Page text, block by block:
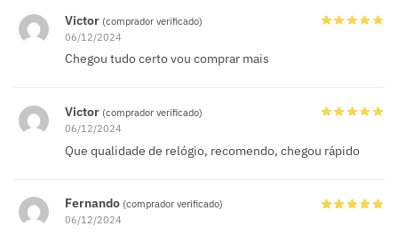
Victor (comprador verificado)
06/12/2024
Chegou tudo certo vou comprar mais
Victor (comprador verificado)
06/12/2024
Que qualidade de relógio, recomendo, chegou rápido
Fernando (comprador verificado)
06/12/2024